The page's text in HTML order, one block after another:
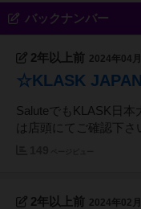
バックナンバー
2年以上前 2024年04
☆KLASK
SaluteでもKLASK日
は店頭にてご確認下さ
2年以上前 2024年02